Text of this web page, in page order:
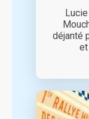
déjanté
et